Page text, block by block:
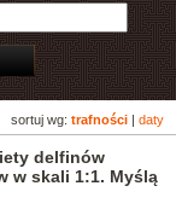
sortuj wg: trafności daty
delfinów
w skali 1:1. Myślą